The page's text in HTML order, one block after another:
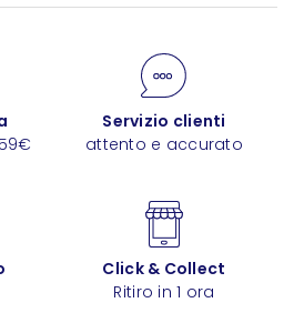
Servizio clienti
attento e accurato
Click & Collect
Ritiro in 1 ora